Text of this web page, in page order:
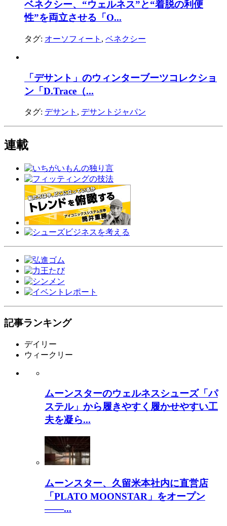
ベネクシー、“ウェルネス”と“着脱の利便
性”を両立させる「O...
タグ: オーソフィート , ベネクシー
「デサント」のウィンターブーツコレクショ
ン「D.Trace（...
タグ: デサント , デサントジャパン
連載
記事ランキング
デイリー
ウィークリー
ムーンスターのウェルネスシューズ「パ
ステル」から履きやすく履かせやすい工
夫を凝ら...
ムーンスター、久留米本社内に直営店
「PLATO MOONSTAR」をオープン
――...